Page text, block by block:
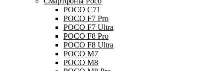
POCO C71
POCO F7 Pro
POCO F7 Ultra
POCO F8 Pro
POCO F8 Ultra
POCO M7
POCO M8